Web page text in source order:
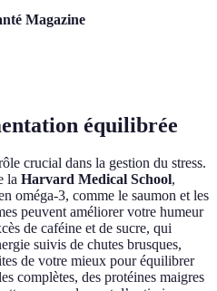
Magazine
équilibrée
crucial dans la gestion du stress.
la Harvard Medical School,
oméga-3, comme le saumon et les
peuvent améliorer votre humeur
de caféine et de sucre, qui
suivis de chutes brusques,
de votre mieux pour équilibrer
complètes, des protéines maigres